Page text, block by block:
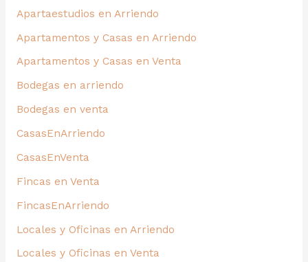
Apartaestudios en Arriendo
Apartamentos y Casas en Arriendo
Apartamentos y Casas en Venta
Bodegas en arriendo
Bodegas en venta
CasasEnArriendo
CasasEnVenta
Fincas en Venta
FincasEnArriendo
Locales y Oficinas en Arriendo
Locales y Oficinas en Venta